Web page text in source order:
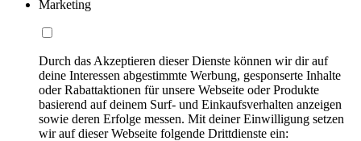
Marketing
Durch das Akzeptieren dieser Dienste können wir dir auf
deine Interessen abgestimmte Werbung, gesponserte Inhalte
oder Rabattaktionen für unsere Webseite oder Produkte
basierend auf deinem Surf- und Einkaufsverhalten anzeigen
sowie deren Erfolge messen. Mit deiner Einwilligung setzen
wir auf dieser Webseite folgende Drittdienste ein: